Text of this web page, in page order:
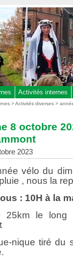
Activités internes
>Activités diverses >
8 octobre
2023
vélo du
, nous la
: 10H à la
25km le long
nique tiré du